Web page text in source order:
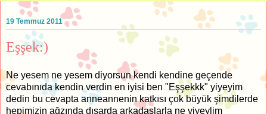
19 Temmuz 2011
Eşşek:)
Ne yesem ne yesem diyorsun kendi kendine geçende
cevabınıda kendin verdin en iyisi ben "Eşşekkk" yiyeyim
dedin bu cevapta anneannenin katkısı çok büyük şimdilerde
hepimizin ağzında dışarda arkadaşlarla ne yiyeylim